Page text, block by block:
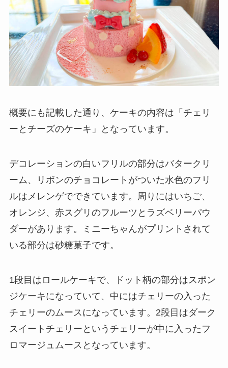
概要にも記載した通り、ケーキの内容は「チェリ
ーとチーズのケーキ」となっています。
デコレーションの白いフリルの部分はバタークリ
ーム、リボンのチョコレートがついた水色のフリ
ルはメレンゲでできています。周りにはいちご、
オレンジ、赤スグリのフルーツとラズベリーパウ
ダーがあります。ミニーちゃんがプリントされて
いる部分は砂糖菓子です。
1段目はロールケーキで、ドット柄の部分はスポン
ジケーキになっていて、中にはチェリーの入った
チェリーのムースになっています。2段目はダーク
スイートチェリーというチェリーが中に入ったフ
ロマージュムースとなっています。